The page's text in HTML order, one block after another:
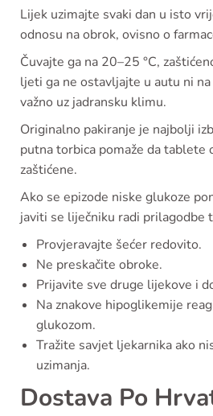
Lijek uzimajte svaki dan u isto
odnosu na obrok, ovisno o
Čuvajte ga na 20–25 °C,
ljeti ga ne ostavljajte u autu ni
važno uz jadransku klimu.
Originalno pakiranje je najbolji
putna torbica pomaže da tablete
zaštićene.
Ako se epizode niske glukoze
javiti se liječniku radi prilagodbe
Provjeravajte šećer redovito.
Ne preskačite obroke.
Prijavite sve druge lijekove i
Na znakove hipoglikemije
glukozom.
Tražite savjet ljekarnika ako
uzimanja.
Dostava Po